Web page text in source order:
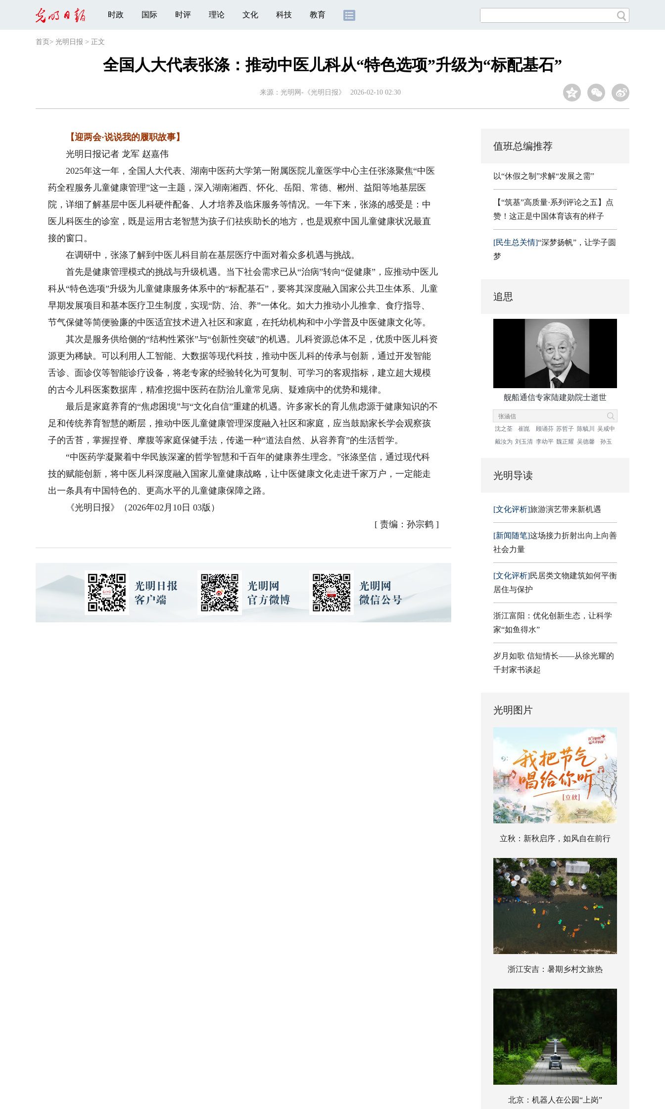
时政 国际 时评 理论 文化 科技 教育
首页 > 光明日报 > 正文
全国人大代表张涤：推动中医儿科从“特色选项”升级为“标配基石”
来源： 光明网-《光明日报》 2026-02-10 02:30
【迎两会·说说我的履职故事】
光明日报记者 龙军 赵嘉伟
2025年这一年，全国人大代表、湖南中医药大学第一附属医院儿童医学中心主任张涤聚焦“中医
药全程服务儿童健康管理”这一主题，深入湖南湘西、怀化、岳阳、常德、郴州、益阳等地基层医
院，详细了解基层中医儿科硬件配备、人才培养及临床服务等情况。一年下来，张涤的感受是：中
医儿科医生的诊室，既是运用古老智慧为孩子们祛疾助长的地方，也是观察中国儿童健康状况最直
接的窗口。
在调研中，张涤了解到中医儿科目前在基层医疗中面对着众多机遇与挑战。
首先是健康管理模式的挑战与升级机遇。当下社会需求已从“治病”转向“促健康”，应推动中医儿
科从“特色选项”升级为儿童健康服务体系中的“标配基石”，要将其深度融入国家公共卫生体系、儿童
早期发展项目和基本医疗卫生制度，实现“防、治、养”一体化。如大力推动小儿推拿、食疗指导、
节气保健等简便验廉的中医适宜技术进入社区和家庭，在托幼机构和中小学普及中医健康文化等。
其次是服务供给侧的“结构性紧张”与“创新性突破”的机遇。儿科资源总体不足，优质中医儿科资
源更为稀缺。可以利用人工智能、大数据等现代科技，推动中医儿科的传承与创新，通过开发智能
舌诊、面诊仪等智能诊疗设备，将老专家的经验转化为可复制、可学习的客观指标，建立超大规模
的古今儿科医案数据库，精准挖掘中医药在防治儿童常见病、疑难病中的优势和规律。
最后是家庭养育的“焦虑困境”与“文化自信”重建的机遇。许多家长的育儿焦虑源于健康知识的不
足和传统养育智慧的断层，推动中医儿童健康管理深度融入社区和家庭，应当鼓励家长学会观察孩
子的舌苔，掌握捏脊、摩腹等家庭保健手法，传递一种“道法自然、从容养育”的生活哲学。
“中医药学凝聚着中华民族深邃的哲学智慧和千百年的健康养生理念。”张涤坚信，通过现代科
技的赋能创新，将中医儿科深度融入国家儿童健康战略，让中医健康文化走进千家万户，一定能走
出一条具有中国特色的、更高水平的儿童健康保障之路。
《光明日报》（2026年02月10日 03版）
[ 责编：孙宗鹤]
值班总编推荐
以“休假之制”求解“发展之需”
【“筑基”高质量·系列评论之五】点
赞！这正是中国体育该有的样子
[民生总关情]“深梦扬帆”，让学子圆
梦
追思
舰船通信专家陆建勋院士逝世
沈之荃 崔崑 顾诵芬 苏哲子 陈毓川
吴咸中
戴汝为 刘玉清 李幼平 魏正耀 吴德馨 孙玉
光明导读
[文化评析]旅游演艺带来新机遇
[新闻随笔]这场接力折射出向上向善
社会力量
[文化评析]民居类文物建筑如何平衡
居住与保护
浙江富阳：优化创新生态，让科学
家“如鱼得水”
岁月如歌 信短情长——从徐光耀的
千封家书谈起
光明图片
立秋：新秋启序，如风自在前行
浙江安吉：暑期乡村文旅热
北京：机器人在公园“上岗”